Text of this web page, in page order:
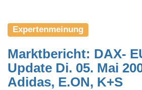
Expertenmeinung
Marktbericht: DAX-
Update Di. 05. Mai
Adidas, E.ON, K+S